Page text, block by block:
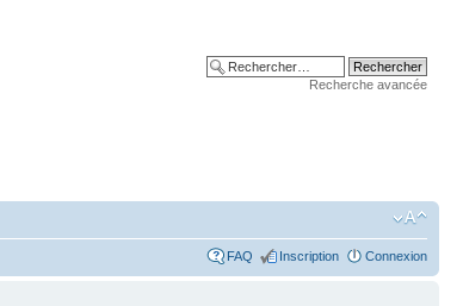
Recherche avancée
FAQ Inscription Connexion